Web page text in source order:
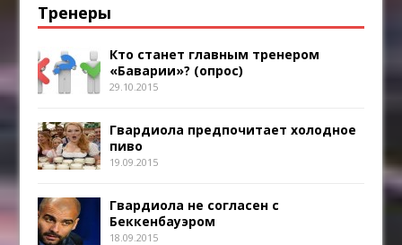
Тренеры
Кто станет главным тренером
«Баварии»? (опрос)
29.10.2015
Гвардиола предпочитает холодное
пиво
19.09.2015
Гвардиола не согласен с
Беккенбауэром
18.09.2015